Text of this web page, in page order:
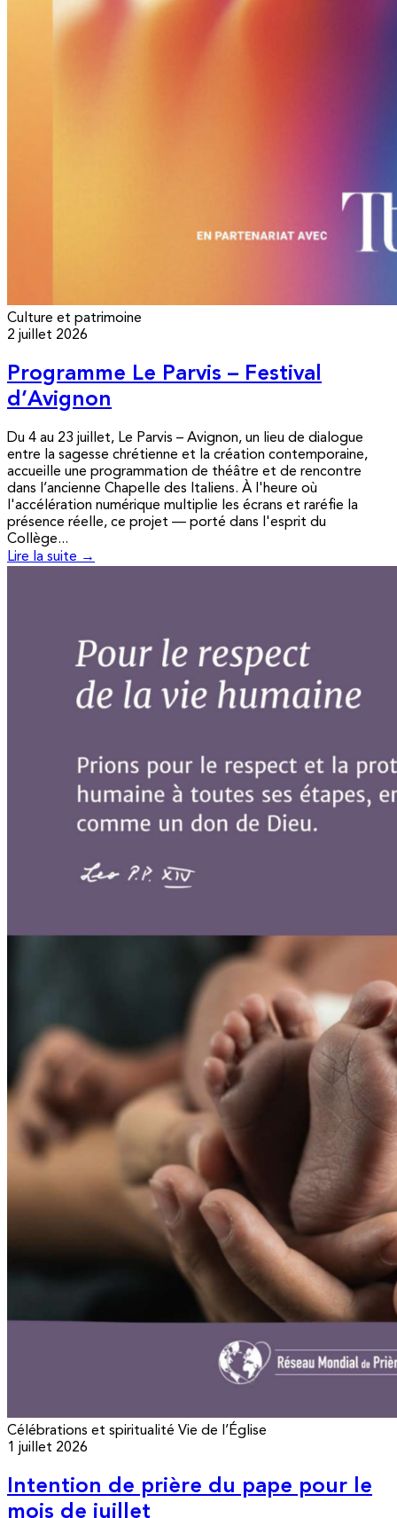
Culture et patrimoine
2 juillet 2026
Programme Le Parvis – Festival
d’Avignon
Du 4 au 23 juillet, Le Parvis – Avignon, un lieu de dialogue
entre la sagesse chrétienne et la création contemporaine,
accueille une programmation de théâtre et de rencontre
dans l’ancienne Chapelle des Italiens. À l'heure où
l'accélération numérique multiplie les écrans et raréfie la
présence réelle, ce projet — porté dans l'esprit du
Collège...
Lire la suite →
Célébrations et spiritualité Vie de l’Église
1 juillet 2026
Intention de prière du pape pour le
mois de juillet